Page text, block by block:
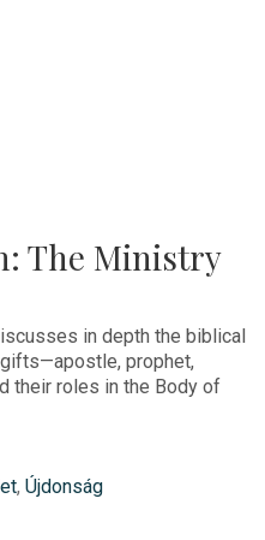
The Ministry
in depth the biblical
prophet,
their roles in the Body of
, Újdonság